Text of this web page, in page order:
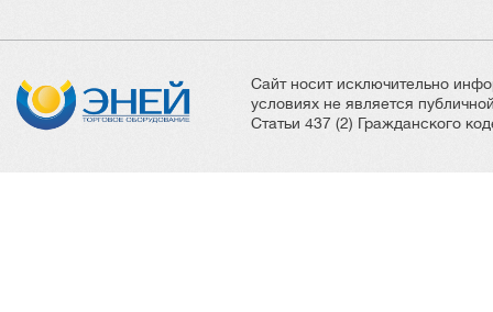
Сайт носит исключительно
условиях не является
Статьи 437 (2) Гражданского